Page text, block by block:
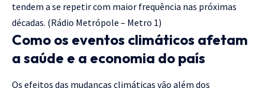
tendem a se repetir com maior frequência nas próximas
décadas. (Rádio Metrópole – Metro 1)
Como os eventos climáticos afetam
a saúde e a economia do país
Os efeitos das mudanças climáticas vão além dos